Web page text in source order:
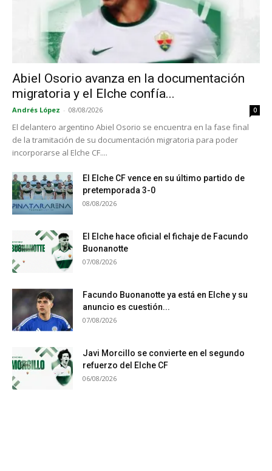
Abiel Osorio avanza en la documentación
migratoria y el Elche confía...
Andrés López - 08/08/2026 0
El delantero argentino Abiel Osorio se encuentra en la fase final
de la tramitación de su documentación migratoria para poder
incorporarse al Elche CF....
El Elche CF vence en su último partido de
pretemporada 3-0
08/08/2026
El Elche hace oficial el fichaje de Facundo
Buonanotte
07/08/2026
Facundo Buonanotte ya está en Elche y su
anuncio es cuestión...
07/08/2026
Javi Morcillo se convierte en el segundo
refuerzo del Elche CF
06/08/2026